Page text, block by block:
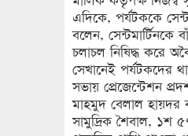
এদিকে, পর্যটককে
বলেন, সেন্টমার্টিনকে
চলাচল নিষিদ্ধ করে
সেখানেই পর্যটকদের
সভায় প্রেজেন্টেশন
মাহমুদ বেলাল হায়দর
সামুদ্রিক শৈবাল, ১শ